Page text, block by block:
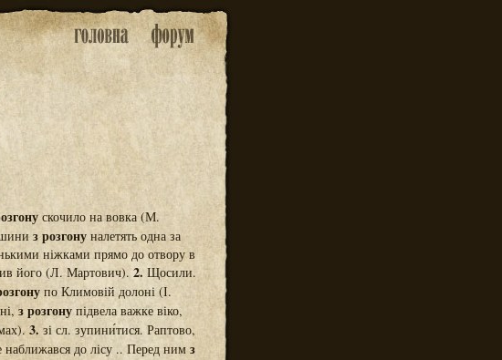
скочило на вовка (М.
з розгону налетять одна за
ніжками прямо до отвору в
його (Л. Мартович). 2. Щосили.
по Климовій долоні (І.
з розгону підвела важке віко,
3. зі сл. зупини́тися. Раптово,
до лісу .. Перед нимз